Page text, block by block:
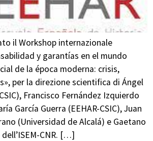
il Workshop internazionale
y garantías en el mundo
de la época moderna: crisis,
per la direzione scientifica di Ángel
Francisco Fernández Izquierdo
García Guerra (EEHAR-CSIC), Juan
(Universidad de Alcalá) e Gaetano
CNR. […]